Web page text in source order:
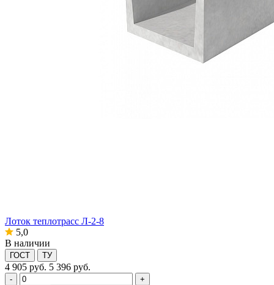
Лоток теплотрасс Л-2-8
5,0
В наличии
ГОСТ ТУ
4 905 руб. 5 396 руб.
-
+